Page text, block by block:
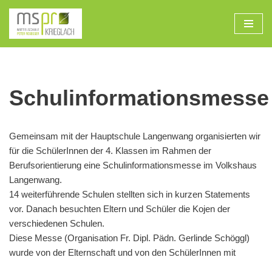
Zum
Inhalt
Schulinformationsmesse
Gemeinsam mit der Hauptschule Langenwang organisierten wir
für die SchülerInnen der 4. Klassen im Rahmen der
Berufsorientierung eine Schulinformationsmesse im Volkshaus
Langenwang.
14 weiterführende Schulen stellten sich in kurzen Statements
vor. Danach besuchten Eltern und Schüler die Kojen der
verschiedenen Schulen.
Diese Messe (Organisation Fr. Dipl. Pädn. Gerlinde Schöggl)
wurde von der Elternschaft und von den SchülerInnen mit